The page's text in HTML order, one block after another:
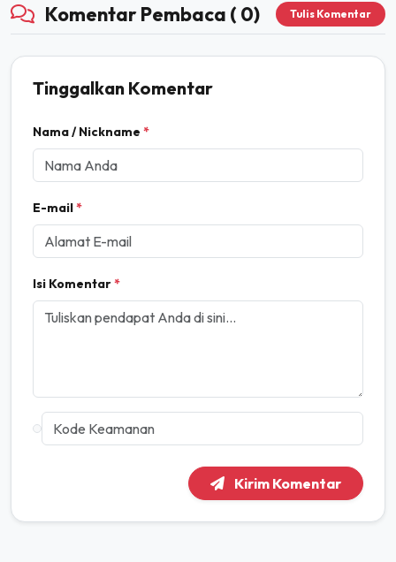
Komentar Pembaca ( 0) Tulis Komentar
Tinggalkan Komentar
Nama / Nickname *
E-mail*
Isi Komentar*
Kirim Komentar